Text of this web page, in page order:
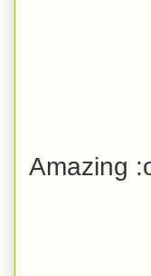
Amazing